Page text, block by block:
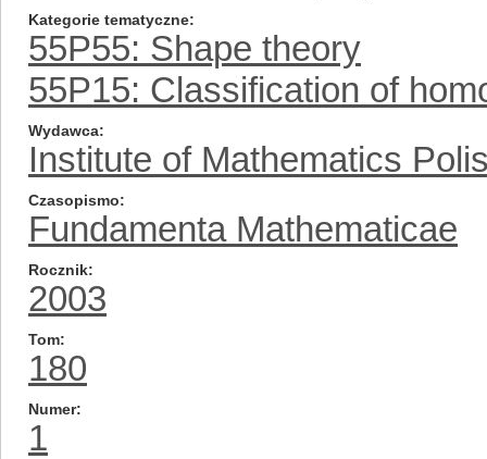
Kategorie tematyczne
55P55: Shape theory
55P15: Classification of
Wydawca
Institute of Mathematics
Czasopismo
Fundamenta Mathematicae
Rocznik
2003
Tom
180
Numer
1